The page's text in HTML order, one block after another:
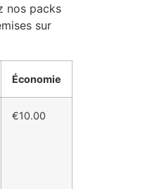
nos packs
sur
Économie
€10.00